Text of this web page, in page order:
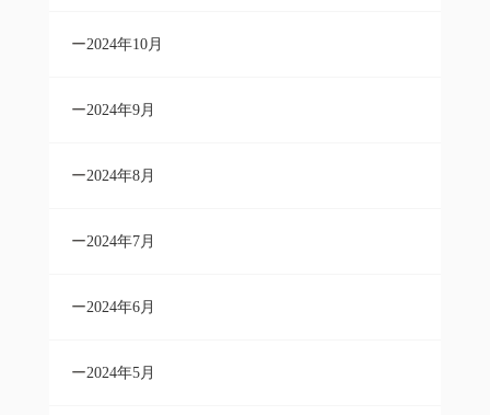
2024年10月
2024年9月
2024年8月
2024年7月
2024年6月
2024年5月